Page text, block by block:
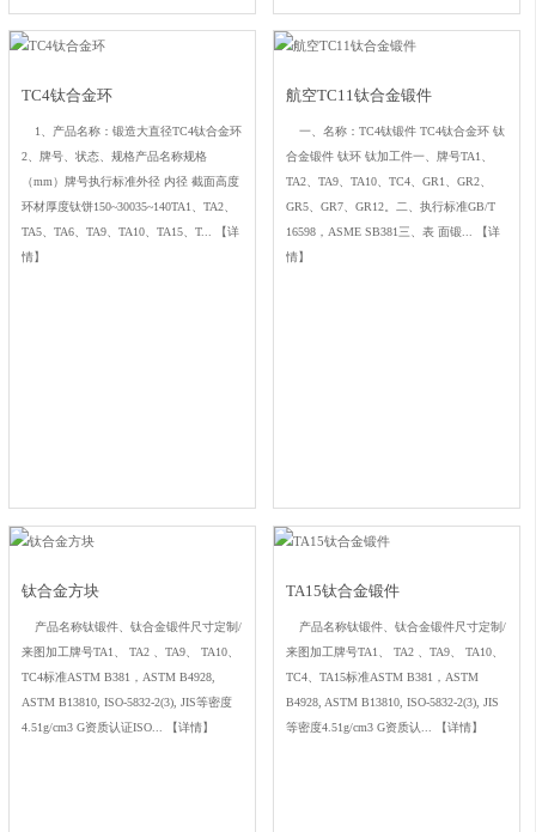
TC4钛合金环
1、产品名称：锻造大直径TC4钛合金环
2、牌号、状态、规格产品名称规格
（mm）牌号执行标准外径 内径 截面高度
环材厚度钛饼150~30035~140TA1、TA2、
TA5、TA6、TA9、TA10、TA15、T...
【详
情】
航空TC11钛合金锻件
一、名称：TC4钛锻件 TC4钛合金环 钛
合金锻件 钛环 钛加工件一、牌号TA1、
TA2、TA9、TA10、TC4、GR1、GR2、
GR5、GR7、GR12。二、执行标准GB/T
16598，ASME SB381三、表 面锻...
【详
情】
钛合金方块
产品名称钛锻件、钛合金锻件尺寸定制/
来图加工牌号TA1、 TA2 、TA9、 TA10、
TC4标准ASTM B381，ASTM B4928,
ASTM B13810, ISO-5832-2(3), JIS等密度
4.51g/cm3 G资质认证ISO...
【详情】
TA15钛合金锻件
产品名称钛锻件、钛合金锻件尺寸定制/
来图加工牌号TA1、 TA2 、TA9、 TA10、
TC4、TA15标准ASTM B381，ASTM
B4928, ASTM B13810, ISO-5832-2(3), JIS
等密度4.51g/cm3 G资质认...
【详情】